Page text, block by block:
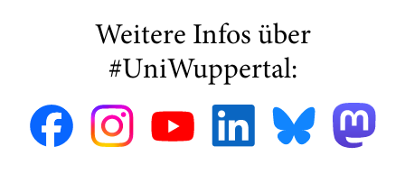
Weitere Infos über
#UniWuppertal: